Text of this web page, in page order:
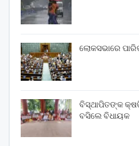
ଲୋକସଭାରେ
ବିସ୍ଥାପିତଙ୍କ
ବସିଲେ ବିଧାୟକ